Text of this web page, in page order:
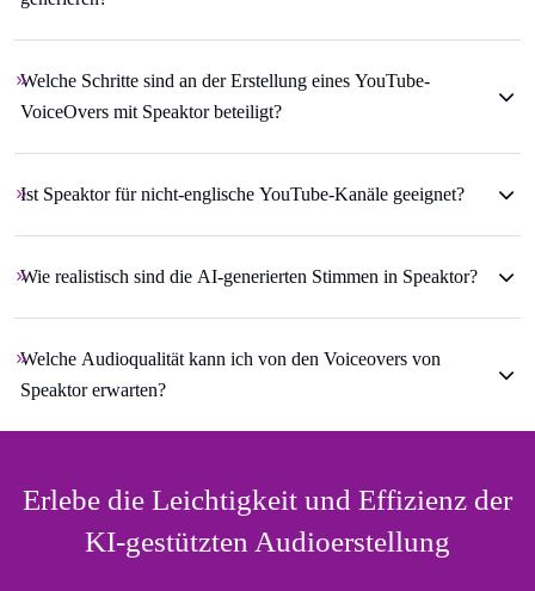
Welche Schritte sind an der Erstellung eines YouTube-
VoiceOvers mit Speaktor beteiligt?
Ist Speaktor für nicht-englische YouTube-Kanäle geeignet?
Wie realistisch sind die AI-generierten Stimmen in Speaktor?
Welche Audioqualität kann ich von den Voiceovers von
Speaktor erwarten?
Erlebe die Leichtigkeit und Effizienz der
KI-gestützten Audioerstellung